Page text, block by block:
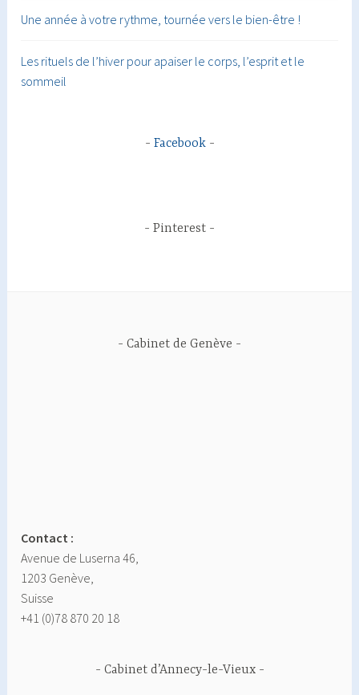
Une année à votre rythme, tournée vers le bien-être !
Les rituels de l’hiver pour apaiser le corps, l’esprit et le
sommeil
Facebook
Pinterest
Cabinet de Genève
Contact :
Avenue de Luserna 46,
1203 Genève,
Suisse
+41 (0)78 870 20 18
Cabinet d’Annecy-le-Vieux